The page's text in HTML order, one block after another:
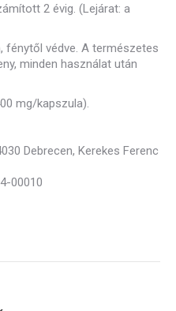
2 évig. (Lejárat: a
fénytől védve. A természetes
minden használat után
mg/kapszula).
Debrecen, Kerekes Ferenc
00010